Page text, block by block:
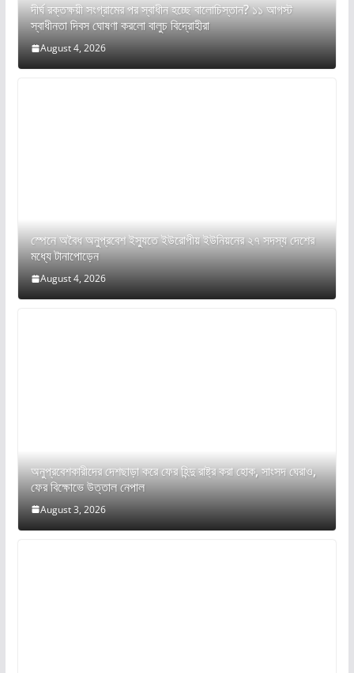
দীর্ঘ রক্তক্ষয়ী সংগ্রামের পর স্বাধীন হচ্ছে বালোচিস্তান? ১১ আগস্ট
স্বাধীনতা দিবস ঘোষণা করলো বালুচ বিদ্রোহীরা
August 4, 2026
স্পেনে অবৈধ অনুপ্রবেশ ইস্যুতে ইউরোপীয় ইউনিয়নের ২৭ সদস্য দেশের
মধ্যে টানাপোড়েন
August 4, 2026
অনুপ্রবেশকারীদের দেশছাড়া করে ফের হিন্দু রাষ্ট্র করা হোক, সাংসদ ঘেরাও,
ফের বিক্ষোভে উত্তাল নেপাল
August 3, 2026